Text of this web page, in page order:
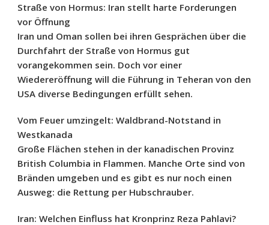
Straße von Hormus: Iran stellt harte Forderungen
vor Öffnung
Iran und Oman sollen bei ihren Gesprächen über die
Durchfahrt der Straße von Hormus gut
vorangekommen sein. Doch vor einer
Wiedereröffnung will die Führung in Teheran von den
USA diverse Bedingungen erfüllt sehen.
Vom Feuer umzingelt: Waldbrand-Notstand in
Westkanada
Große Flächen stehen in der kanadischen Provinz
British Columbia in Flammen. Manche Orte sind von
Bränden umgeben und es gibt es nur noch einen
Ausweg: die Rettung per Hubschrauber.
Iran: Welchen Einfluss hat Kronprinz Reza Pahlavi?